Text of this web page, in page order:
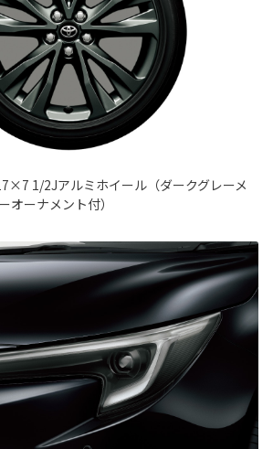
1/2Jアルミホイール（ダークグレーメ
オーナメント付）